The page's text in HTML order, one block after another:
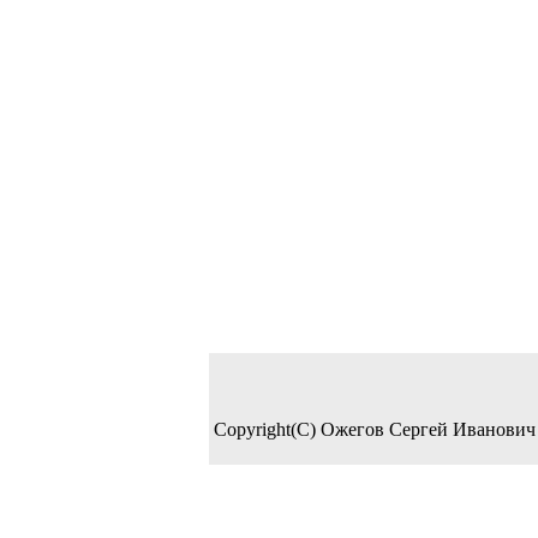
Copyright(C) Ожегов Сергей Иванович